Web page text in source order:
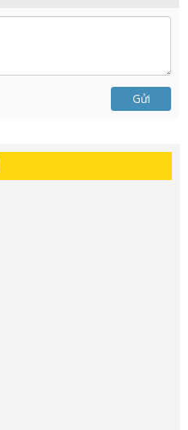
Gửi